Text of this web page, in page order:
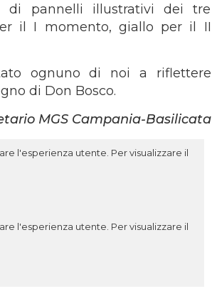
di pannelli illustrativi dei tre
il I momento, giallo per il II
ognuno di noi a riflettere
di Don Bosco.
MGS Campania-Basilicata
l'esperienza utente. Per visualizzare il
l'esperienza utente. Per visualizzare il